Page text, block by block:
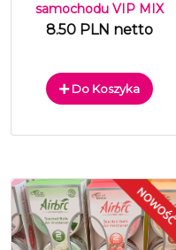
samochodu VIP MIX
8.50 PLN netto
Do Koszyka